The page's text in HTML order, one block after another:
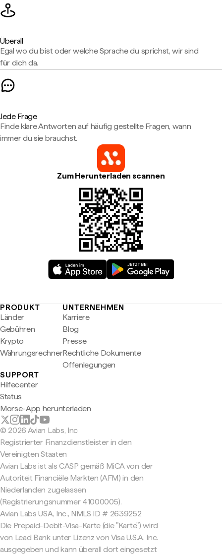
Überall
Egal wo du bist oder welche Sprache du sprichst, wir sind
für dich da.
Jede Frage
Finde klare Antworten auf häufig gestellte Fragen, wann
immer du sie brauchst.
Zum Herunterladen scannen
PRODUKT
Länder
Gebühren
Krypto
Währungsrechner
UNTERNEHMEN
Karriere
Blog
Presse
Rechtliche Dokumente
Offenlegungen
SUPPORT
Hilfecenter
Status
Morse-App herunterladen
© 2026 Avian Labs, Inc
Registrierter Finanzdienstleister in den
Vereinigten Staaten
Avian Labs ist als CASP gemäß MiCA von der
Autoriteit Financiële Markten (AFM) in den
Niederlanden zugelassen
(Registrierungsnummer 41000005).
Avian Labs USA, Inc., NMLS ID # 2639252
Die Prepaid-Debit-Visa-Karte (die "Karte") wird
von Lead Bank unter Lizenz von Visa U.S.A. Inc.
ausgegeben und kann überall dort eingesetzt